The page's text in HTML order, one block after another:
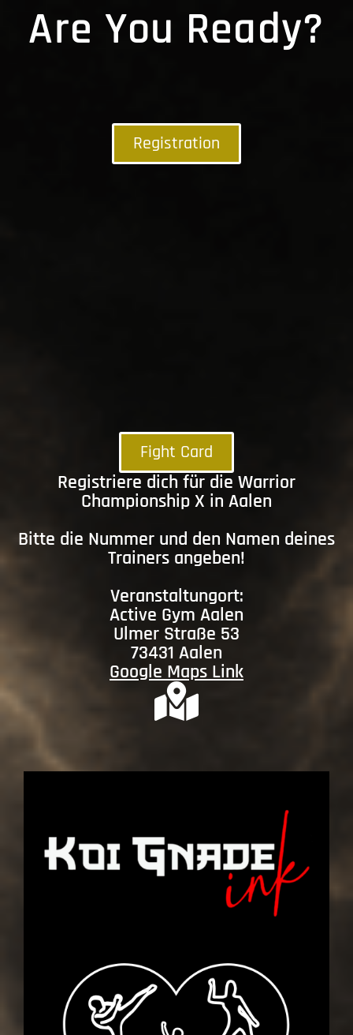
Are You Ready?
Registration
Fight Card
Registriere dich für die Warrior
Championship X in Aalen
Bitte die Nummer und den Namen deines
Trainers angeben!
Veranstaltungort:
Active Gym Aalen
Ulmer Straße 53
73431 Aalen
Google Maps Link